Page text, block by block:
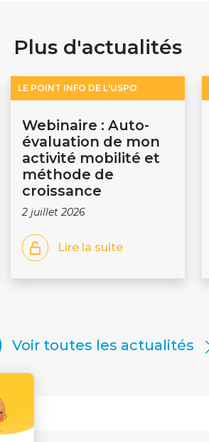
Plus d'actualités
LE POINT INFO DE L'USPO
Webinaire : Auto-
évaluation de mon
activité mobilité et
méthode de
croissance
2 juillet 2026
Lire la suite
Voir toutes les actualités